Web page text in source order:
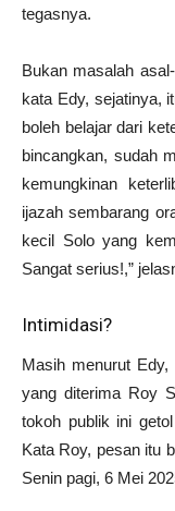
tegasnya.
Bukan masalah
kata Edy, sejatinya,
boleh belajar dari
bincangkan, sudah
kemungkinan
ijazah sembarang
kecil Solo yang
Sangat serius!,”
Intimidasi?
Masih menurut
yang diterima Roy
tokoh publik ini
Kata Roy, pesan itu
Senin pagi, 6 Mei